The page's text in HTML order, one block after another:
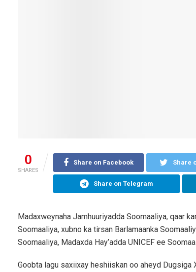
0
SHARES
Share on Facebook Share
Share on Telegram
Madaxweynaha Jamhuuriyadda Soomaaliya, qaar
Soomaaliya, xubno ka tirsan Barlamaanka
Soomaaliya, Madaxda Hay’adda UNICEF ee
Goobta lagu saxiixay heshiiskan oo aheyd Dugsiga